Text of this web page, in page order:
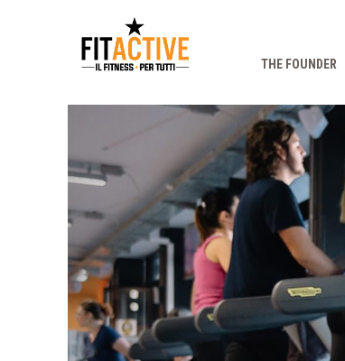
THE FOUNDER